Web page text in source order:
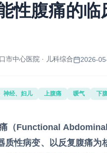
性腹痛的
市中心医院 · 儿科综合 2026-
神经、妇儿 上腹痛 嗳气 下
（Functional
质性病变、以反复腹痛